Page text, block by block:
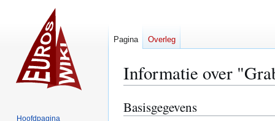
Informatie over
Naar
navigatie
Naar
zoeken
Basisgegevens
Pagina Overleg
Hoofdpagina